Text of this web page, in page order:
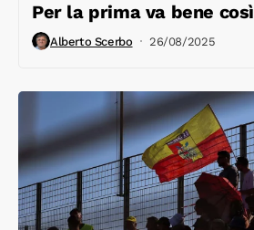
Per la prima va bene così
Alberto Scerbo 26/08/2025